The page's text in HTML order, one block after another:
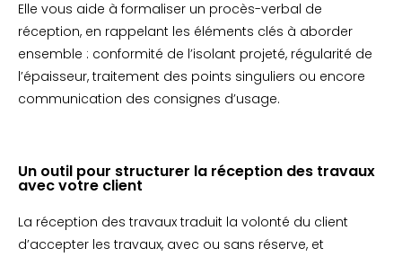
Elle vous aide à formaliser un procès-verbal de
réception, en rappelant les éléments clés à aborder
ensemble : conformité de l’isolant projeté, régularité de
l’épaisseur, traitement des points singuliers ou encore
communication des consignes d’usage.
Un outil pour structurer la réception des travaux
avec votre client
La réception des travaux traduit la volonté du client
d’accepter les travaux, avec ou sans réserve, et